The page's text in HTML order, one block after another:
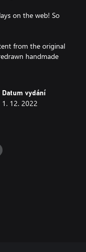
on the web! So
from the original
handmade
Datum vydání
1. 12. 2022